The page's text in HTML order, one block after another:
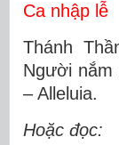
Ca nhập lễ
Thánh
Người
– Alleluia.
Hoặc đọc: